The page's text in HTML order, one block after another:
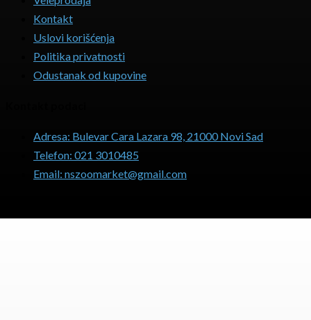
Kontakt
Uslovi korišćenja
Politika privatnosti
Odustanak od kupovine
Adresa: Bulevar Cara Lazara 98, 21000 Novi Sad
Telefon: 021 3010485
Email: nszoomarket@gmail.com